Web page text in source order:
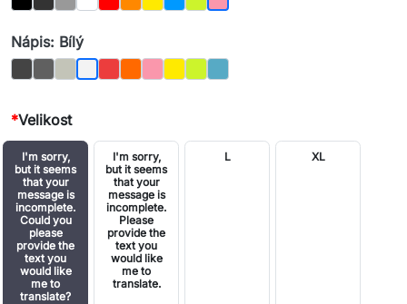
Nápis: Bílý
ČernáGrafitŠedáBílýČervená
Oranžová
Růžový
ŽlutáSvětle zelená
Modrá
*Velikost
I'm sorry,
but it seems
that your
message is
incomplete.
Could you
please
provide the
text you
would like
me to
translate?
I'm sorry,
but it seems
that your
message is
incomplete.
Please
provide the
text you
would like
me to
translate.
L XL